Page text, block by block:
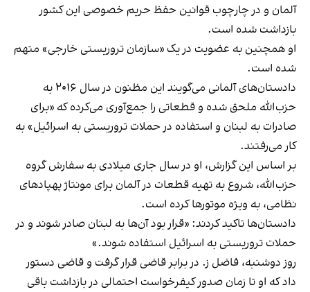
آلمان و در چارچوب قوانین حفظ حریم خصوصی این کشور
بازداشت شده است.
او همچنین به عضویت در یک «سازمان تروریستی خارجی» متهم
شده است.
دادستان‌های آلمانی می‌گویند این مظنون در سال ۲۰۱۶ به
حزب‌الله ملحق شده و قطعاتی را جمع‌آوری می‌کرده که «برای
صادرات به لبنان و استفاده در حملات تروریستی به اسرائیل» به
کار می‌رفتند.
بر اساس این گزارش، او در سال جاری میلادی به سفارش گروه
حزب‌الله، شروع به تهیه قطعات در آلمان برای مونتاژ پهپادهای
نظامی، به ویژه موتورها کرده است.
دادستان‌ها تاکید کردند: «قرار بود آن‌ها به لبنان صادر شوند و در
حملات تروریستی به اسرائیل استفاده شوند.»
روز دوشنبه، فاضل ز. در برابر قاضی قرار گرفت و قاضی دستور
داد که او تا زمان صدور کیفرخواست احتمالی در بازداشت باقی